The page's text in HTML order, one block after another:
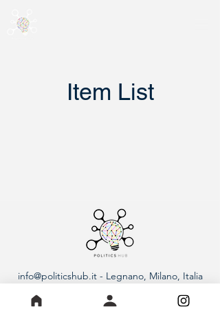
Item List
info@politicshub.it- Legnano, Milano, Italia